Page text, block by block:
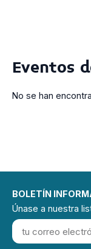
Eventos
No se han
BOLETÍN
Únase a nuestra